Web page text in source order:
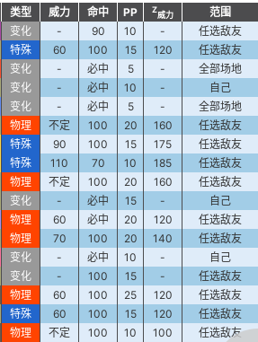
类型 威力 命中 PP Z
威力
范围
变化 - 90 10 -
任选敌友
特殊 60 100 15 120
任选敌友
变化 - 必中 5 -
全部场地
变化 - 必中 10 -
自己
变化 - 必中 5 -
全部场地
物理 不定 100 20 160
任选敌友
特殊 90 100 15 175
任选敌友
特殊 110 70 10 185
任选敌友
物理 不定 100 20 160
任选敌友
变化 - 必中 15 -
自己
物理 60 必中 20 120
任选敌友
物理 70 100 20 140
任选敌友
变化 - 必中 10 -
自己
变化 - 100 15 -
任选敌友
物理 60 100 25 120
任选敌友
特殊 60 100 15 120
任选敌友
物理 不定 100 10 100
任选敌友